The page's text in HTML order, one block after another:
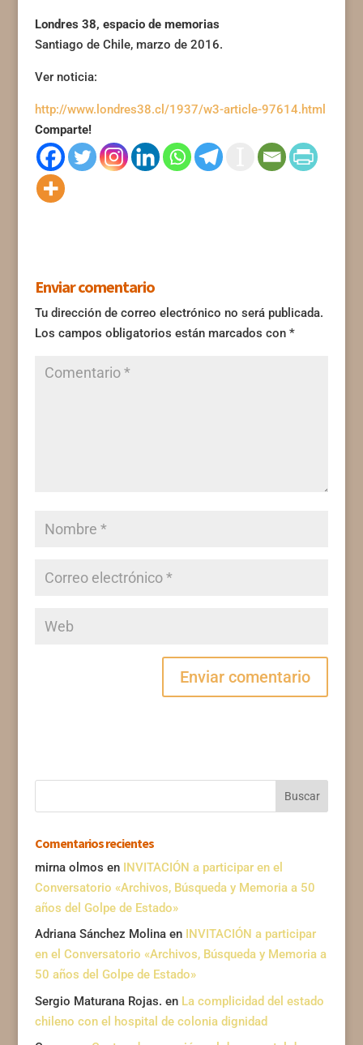
Londres 38, espacio de memorias
Santiago de Chile, marzo de 2016.
Ver noticia:
http://www.londres38.cl/1937/w3-article-97614.html
Comparte!
Enviar comentario
Tu dirección de correo electrónico no será publicada.
Los campos obligatorios están marcados con *
Comentarios recientes
mirna olmos en INVITACIÓN a participar en el
Conversatorio «Archivos, Búsqueda y Memoria a 50
años del Golpe de Estado»
Adriana Sánchez Molinaen INVITACIÓN a participar
en el Conversatorio «Archivos, Búsqueda y Memoria a
50 años del Golpe de Estado»
Sergio Maturana Rojas. en La complicidad del estado
chileno con el hospital de colonia dignidad